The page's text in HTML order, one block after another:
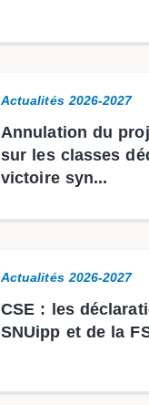
Actualités 2026-2027
Annulation du
sur les classes
victoire syn...
Actualités 2026-2027
CSE : les
SNUipp et de la